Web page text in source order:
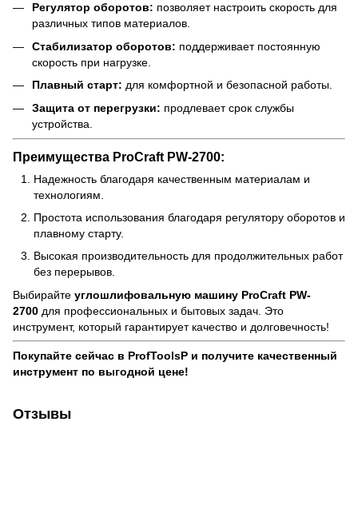
Регулятор оборотов: позволяет настроить скорость для
различных типов материалов.
Стабилизатор оборотов: поддерживает постоянную
скорость при нагрузке.
Плавный старт: для комфортной и безопасной работы.
Защита от перегрузки: продлевает срок службы
устройства.
Преимущества ProCraft PW-2700:
Надежность благодаря качественным материалам и
технологиям.
Простота использования благодаря регулятору оборотов и
плавному старту.
Высокая производительность для продолжительных работ
без перерывов.
Выбирайте углошлифовальную машину ProCraft PW-
2700 для профессиональных и бытовых задач. Это
инструмент, который гарантирует качество и долговечность!
Покупайте сейчас в ProfToolsP и получите качественный
инструмент по выгодной цене!
Отзывы